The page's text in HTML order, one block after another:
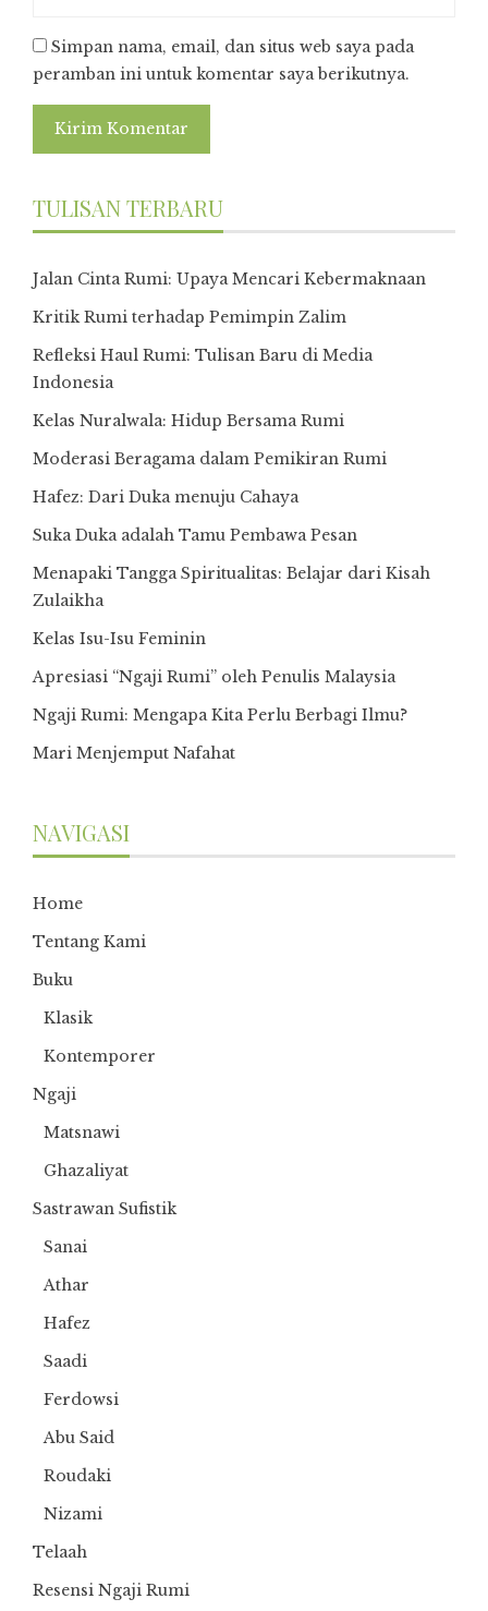
Simpan nama, email, dan situs web saya pada
peramban ini untuk komentar saya berikutnya.
TULISAN TERBARU
Jalan Cinta Rumi: Upaya Mencari Kebermaknaan
Kritik Rumi terhadap Pemimpin Zalim
Refleksi Haul Rumi: Tulisan Baru di Media
Indonesia
Kelas Nuralwala: Hidup Bersama Rumi
Moderasi Beragama dalam Pemikiran Rumi
Hafez: Dari Duka menuju Cahaya
Suka Duka adalah Tamu Pembawa Pesan
Menapaki Tangga Spiritualitas: Belajar dari Kisah
Zulaikha
Kelas Isu-Isu Feminin
Apresiasi “Ngaji Rumi” oleh Penulis Malaysia
Ngaji Rumi: Mengapa Kita Perlu Berbagi Ilmu?
Mari Menjemput Nafahat
NAVIGASI
Home
Tentang Kami
Buku
Klasik
Kontemporer
Ngaji
Matsnawi
Ghazaliyat
Sastrawan Sufistik
Sanai
Athar
Hafez
Saadi
Ferdowsi
Abu Said
Roudaki
Nizami
Telaah
Resensi Ngaji Rumi